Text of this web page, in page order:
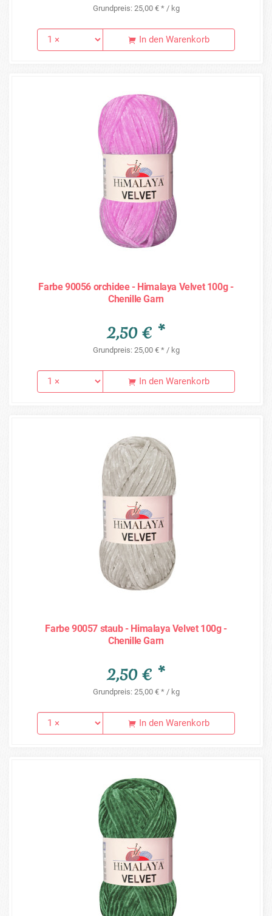
Grundpreis: 25,00 € * / kg
In den Warenkorb
Farbe 90056 orchidee - Himalaya Velvet 100g -
Chenille Garn
2,50 € *
Grundpreis: 25,00 € * / kg
In den Warenkorb
Farbe 90057 staub - Himalaya Velvet 100g -
Chenille Garn
2,50 € *
Grundpreis: 25,00 € * / kg
In den Warenkorb